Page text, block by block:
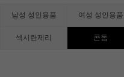
남성 성인용품 여성 성인용품
섹시란제리 콘돔